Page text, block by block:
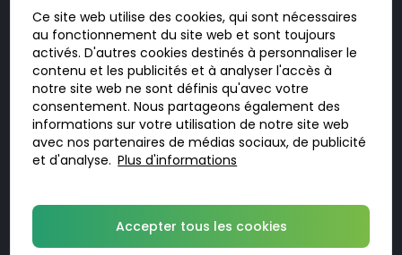
Doktorabc.com est une plateforme de mise en relation et n’est pas une
pharmacie en ligne. Nous ne vendons ni ne livrons de médicaments ou
autres produits. Les informations sur les produits, médicaments et prix
n’ont pas valeur d’offre. Vous êtes responsable du respect des lois en
vigueur dans votre pays. L’utilisation du site se fait à vos risques et sous
votre responsabilité. Vous visitez et utilisez ce site de votre propre
initiative.
Ce site web utilise des cookies, qui sont nécessaires
au fonctionnement du site web et sont toujours
activés. D'autres cookies destinés à personnaliser le
contenu et les publicités et à analyser l'accès à
notre site web ne sont définis qu'avec votre
consentement. Nous partageons également des
informations sur votre utilisation de notre site web
avec nos partenaires de médias sociaux, de publicité
et d'analyse. Plus d'informations
Accepter tous les cookies